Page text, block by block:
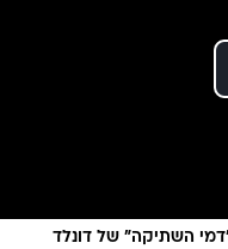
"דמי השתיקה" של דונלד